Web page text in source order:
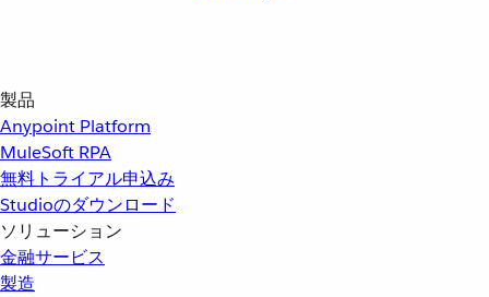
製品
Anypoint Platform
MuleSoft RPA
無料トライアル申込み
Studioのダウンロード
ソリューション
金融サービス
製造